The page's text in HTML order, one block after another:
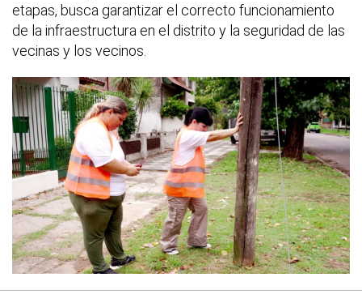
etapas, busca garantizar el correcto funcionamiento
de la infraestructura en el distrito y la seguridad de las
vecinas y los vecinos.